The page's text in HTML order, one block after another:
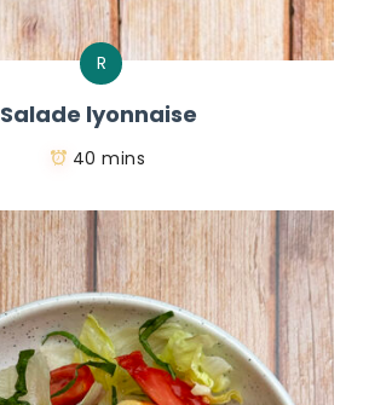
R
Salade lyonnaise
40 mins